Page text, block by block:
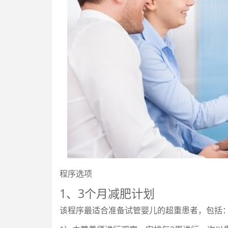
程序选项
1、3个月减肥计划
该程序最适合准备试管婴儿的超重患者，包括